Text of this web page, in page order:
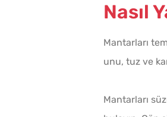
Nasıl
Mantarları
unu, tuz ve
Mantarları